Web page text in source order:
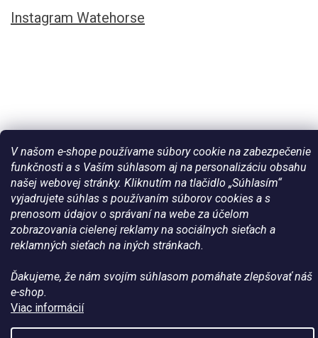
V našom e-shope používame súbory cookie na zabezpečenie
funkčnosti a s Vaším súhlasom aj na personalizáciu obsahu
našej webovej stránky. Kliknutím na tlačidlo „Súhlasím“
vyjadrujete súhlas s používaním súborov cookies a s
prenosom údajov o správaní na webe za účelom
zobrazovania cielenej reklamy na sociálnych sieťach a
reklamných sieťach na iných stránkach.
Ďakujeme, že nám svojím súhlasom pomáhate zlepšovať náš
e-shop.
Viac informácií
Instagram Watehorse
Vytvoril Shoptet
Copyright 2026Všetko pre vaše kone - WateHorse.sk. Všetky
práva vyhradené.